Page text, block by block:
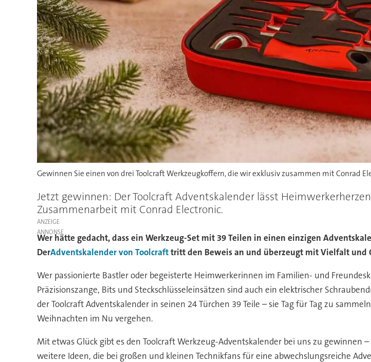
Gewinnen Sie einen von drei Toolcraft Werkzeugkoffern, die wir exklusiv zusammen mit Conrad
Jetzt gewinnen: Der Toolcraft Adventskalender lässt
Zusammenarbeit mit Conrad Electronic.
ANZEIGE
Wer hätte gedacht, dass ein Werkzeug-Set mit 39 Teilen in einen einzigen
DerAdventskalender von Toolcrafttritt den Beweis an und überzeugt mit Vielfalt und
Wer passionierte Bastler oder begeisterte Heimwerkerinnen im Familien- und
Präzisionszange, Bits und Steckschlüsseleinsätzen sind auch ein elektrischer
der Toolcraft Adventskalender in seinen 24 Türchen 39 Teile – sie Tag für Tag zu
Weihnachten im Nu vergehen.
Mit etwas Glück gibt es den Toolcraft Werkzeug-Adventskalender bei uns zu gewinnen
weitere Ideen, die bei großen und kleinen Technikfans für eine abwechslungsreiche